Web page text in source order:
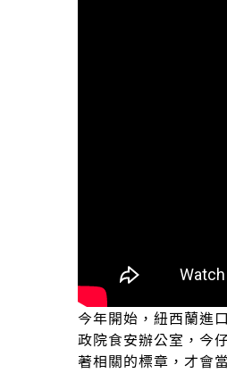
今年開始，紐西蘭進
政院食安辦公室，今
著相關的標章，才會